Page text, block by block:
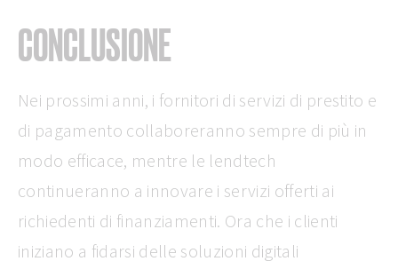
CONCLUSIONE
Nei prossimi anni, i fornitori di servizi di prestito e
di pagamento collaboreranno sempre di più in
modo efficace, mentre le lendtech
continueranno a innovare i servizi offerti ai
richiedenti di finanziamenti. Ora che i clienti
iniziano a fidarsi delle soluzioni digitali